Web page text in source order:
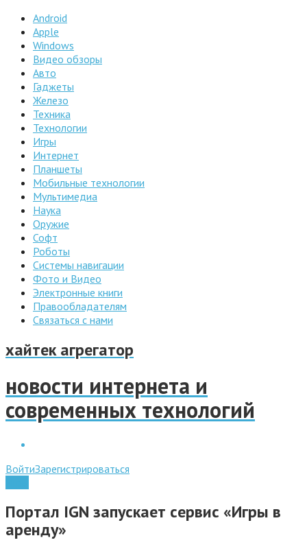
Android
Apple
Windows
Видео обзоры
Авто
Гаджеты
Железо
Техника
Технологии
Игры
Интернет
Планшеты
Мобильные технологии
Мультимедиа
Наука
Оружие
Софт
Роботы
Системы навигации
Фото и Видео
Электронные книги
Правообладателям
Связаться с нами
хайтек агрегатор
новости интернета и
современных технологий
ВойтиЗарегистрироваться
Портал IGN запускает сервис «Игры в
аренду»